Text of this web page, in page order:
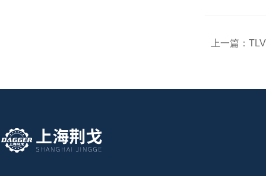
上一篇：